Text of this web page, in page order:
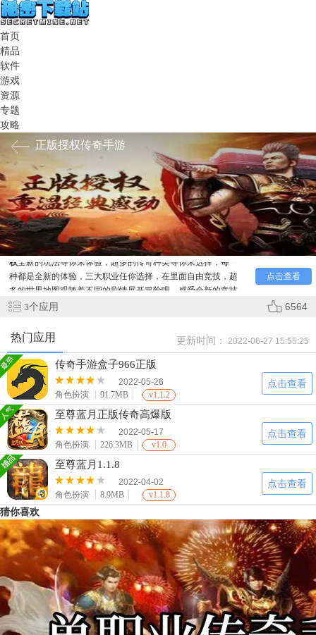
首页
精品
软件
游戏
资源
专题
攻略
正版授权传奇手游
点击查看
正版授权传奇 手游，2 022官方正版授权的传奇手游网站推
荐给大家，里面收录了超多的热门的耐玩的传奇手游，正版授
权全新的玩法等你来体验，超多的传奇种类等你来选择，每一
种都是全新的体验，三大职业任你选择，在里面自由竞技，超
多的世界地图跟随着不同的剧情展开冒险吧，感受全新的竞技
热血的青春记忆再次燃起，一起来展开战斗吧。
次被唤醒，融入全新的竞技传奇体验，一起来感受全新的玩法
吧。
3个应用 6564
热门应用 更新时间： 2022-06-27 15:55:25
传奇手游盒子966正版
2022-05-26
角色扮演
91.7MB v1.1.2
点击查看
至尊蓝月正版传奇高爆版
2022-05-17
角色扮演
226.3MB v1.0
点击查看
至尊蓝月1.1.8
2022-04-02
角色扮演
8.9MB v1.1.8
点击查看
猜你喜欢